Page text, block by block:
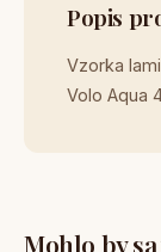
Popis
Vzorka
Volo Aqua
Mohlo by